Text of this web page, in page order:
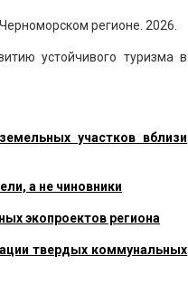
регионе. 2026.
устойчивого туризма в
участков вблизи
а не чиновники
экопроектов региона
твердых коммунальных